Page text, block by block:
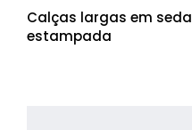
Calças largas em seda
estampada